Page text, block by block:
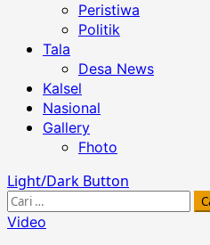
Peristiwa
Politik
Tala
Desa News
Kalsel
Nasional
Gallery
Fhoto
Light/Dark Button
Cari
untuk:
Video